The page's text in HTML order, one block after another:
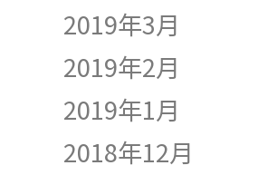
2019年3月
2019年2月
2019年1月
2018年12月